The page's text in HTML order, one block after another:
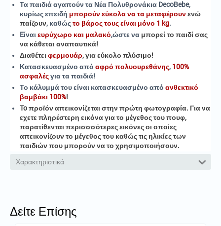
Τα παιδιά αγαπούν τα Νέα Πολυθρονάκια DecoBebe,
κυρίως επειδή μπορούν εύκολα να τα μεταφέρουνενώ
παίζουν, καθώςτο βάρος τους είναι μόνο 1 kg.
Eίναι ευρύχωρο και μαλακό,ώστε να μπορεί το παιδί σας
να κάθεται αναπαυτικά!
Διαθέτει φερμουάρ, για εύκολο πλύσιμο!
Κατασκευασμένο από αφρό πολυουρεθάνης, 100%
ασφαλέςγια τα παιδιά!
Το κάλυμμά του είναι κατασκευασμένο από ανθεκτικό
βαμβάκι 100%!
To προϊόν απεικονίζεται στην πρώτη φωτογραφία. Για να
εχετε πληρέστερη εικόνα για το μέγεθος του πουφ,
παρατίθενται περισσσότερες εικόνες οι οποίες
απεικονίζουν το μέγεθος του καθώς τις ηλικίες των
παιδιών που μπορούν να το χρησιμοποιήσουν.
Χαρακτηριστικά
Δείτε Επίσης